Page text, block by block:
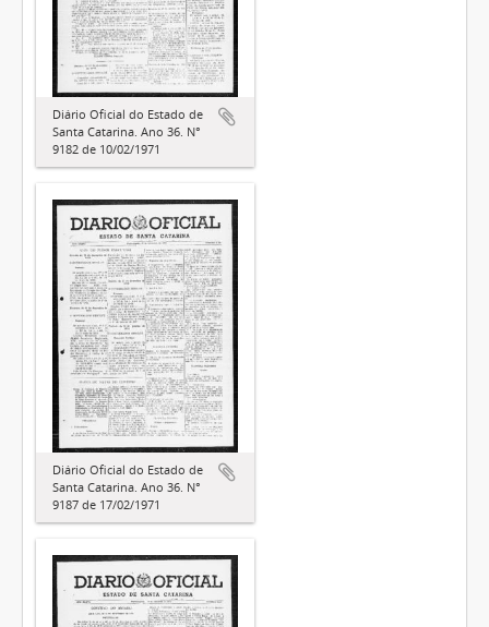
Diário Oficial do Estado de
Santa Catarina. Ano 36. N°
9182 de 10/02/1971
Diário Oficial do Estado de
Santa Catarina. Ano 36. N°
9187 de 17/02/1971